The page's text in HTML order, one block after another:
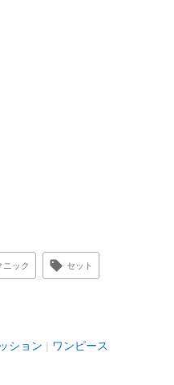
ニック セット
ション ワンピース